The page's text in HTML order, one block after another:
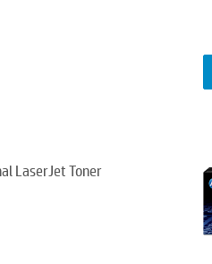
LaserJet Toner